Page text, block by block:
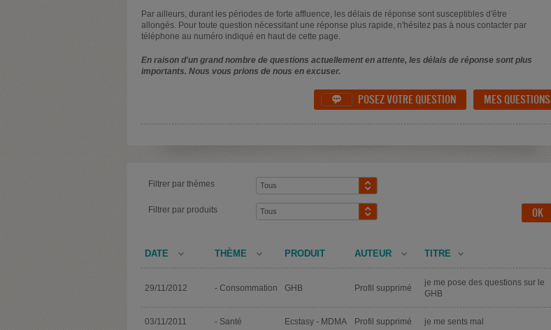
Par ailleurs, durant les périodes de forte affluence, les délais de réponse sont susceptibles d'être
allongés. Pour toute question nécessitant une réponse plus rapide, n'hésitez pas à nous contacter par
téléphone au numéro indiqué en haut de cette page.
En raison d'un grand nombre de questions actuellement en attente, les délais de réponse sont plus
importants. Nous vous prions de nous en excuser.
 POSEZ VOTRE QUESTION MES QUESTIONS
Filtrer par thèmes
Filtrer par produits
DATE THÈME PRODUIT AUTEUR TITRE
29/11/2012 - Consommation GHB Profil supprimé
je me pose des questions sur le
GHB
03/11/2011 - Santé Ecstasy - MDMA Profil supprimé je me sents mal